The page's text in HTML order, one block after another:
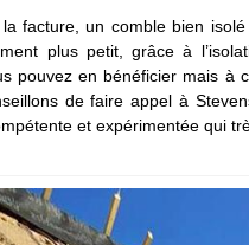
la facture, un comble bien
plus petit, grâce à
pouvez en bénéficier mais
de faire appel à
et expérimentée qui